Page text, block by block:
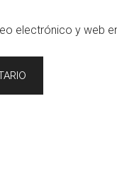
electrónico y web